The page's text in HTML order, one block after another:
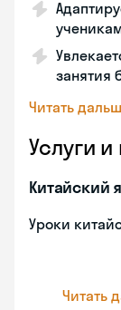
занятия
Читать
Услуги
Китайский
Уроки
Читать